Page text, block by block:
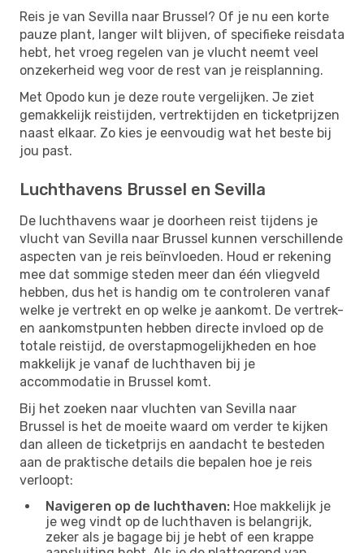
Reis je van Sevilla naar Brussel? Of je nu een korte
pauze plant, langer wilt blijven, of specifieke reisdata
hebt, het vroeg regelen van je vlucht neemt veel
onzekerheid weg voor de rest van je reisplanning.
Met Opodo kun je deze route vergelijken. Je ziet
gemakkelijk reistijden, vertrektijden en ticketprijzen
naast elkaar. Zo kies je eenvoudig wat het beste bij
jou past.
Luchthavens Brussel en Sevilla
De luchthavens waar je doorheen reist tijdens je
vlucht van Sevilla naar Brussel kunnen verschillende
aspecten van je reis beïnvloeden. Houd er rekening
mee dat sommige steden meer dan één vliegveld
hebben, dus het is handig om te controleren vanaf
welke je vertrekt en op welke je aankomt. De vertrek-
en aankomstpunten hebben directe invloed op de
totale reistijd, de overstapmogelijkheden en hoe
makkelijk je vanaf de luchthaven bij je
accommodatie in Brussel komt.
Bij het zoeken naar vluchten van Sevilla naar
Brussel is het de moeite waard om verder te kijken
dan alleen de ticketprijs en aandacht te besteden
aan de praktische details die bepalen hoe je reis
verloopt:
Navigeren op de luchthaven: Hoe makkelijk je
je weg vindt op de luchthaven is belangrijk,
zeker als je bagage bij je hebt of een krappe